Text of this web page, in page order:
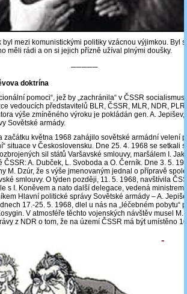
byl mezi komunistickými politiky vzácnou výjimkou. Byl
měli rádi a on si jejich přízně užíval plnými doušky.
─────
doktrína
pomoci“, jež by „zachránila“ v ČSSR
vedoucích představitelů BLR, ČSSR, MLR, NDR, PLR
výše zmíněného výroku je pokládán gen. A. Jepišev,
Sovětské armády.
začátku května 1968 zahájilo sovětské armádní velení
situace v Československu. Dne 25. 4. 1968 se setkali
sil států Varšavské smlouvy, maršálem I.
ČSSR: A. Dubček, L. Svoboda a O. Černík. Dne 3. 5.
M. Dzúr, že s výše jmenovaným jednal o přípravě
smlouvy. O týden později, 11. 5. 1968, navštívila
s I. Koněvem a nato další delegace, vedená ministrem
Hlavní politické správy Sovětské armády – A.
17.-25. 5. 1968, dlel u nás na „léčebném pobytu“
V atmosféře těchto vojenských návštěv musel M.
z NDR o tom, že na území ČSSR má být umístěno